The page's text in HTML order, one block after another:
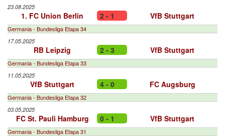
23.08.2025
1. FC Union Berlin 2 - 1 VfB Stuttgart
Germania - Bundesliga Etapa 34
17.05.2025
RB Leipzig 2 - 3 VfB Stuttgart
Germania - Bundesliga Etapa 33
11.05.2025
VfB Stuttgart 4 - 0 FC Augsburg
Germania - Bundesliga Etapa 32
03.05.2025
FC St. Pauli Hamburg 0 - 1 VfB Stuttgart
Germania - Bundesliga Etapa 31